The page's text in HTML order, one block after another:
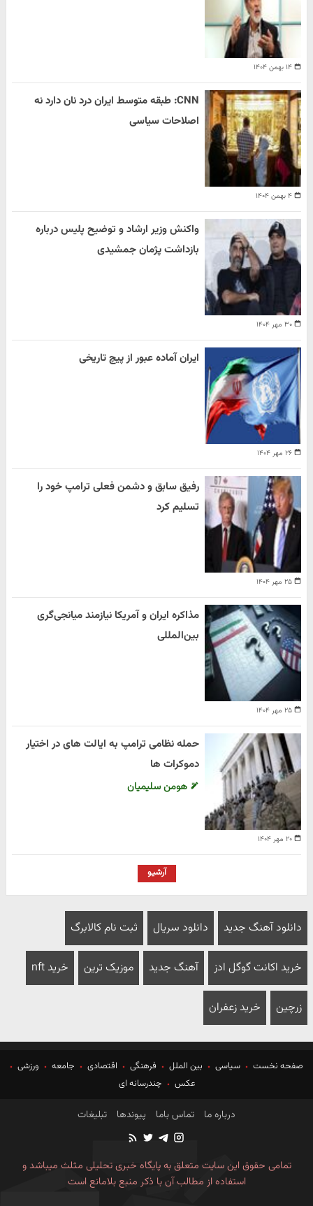
۱۴ بهمن ۱۴۰۴
۴ بهمن ۱۴۰۴
CNN: طبقه متوسط ایران درد نان دارد نه
اصلاحات سیاسی
۳۰ مهر ۱۴۰۴
واکنش وزیر ارشاد و توضیح پلیس درباره
بازداشت پژمان جمشیدی
۲۶ مهر ۱۴۰۴
ایران آماده عبور از پیچ تاریخی
۲۵ مهر ۱۴۰۴
رفیق سابق و دشمن فعلی ترامپ خود را
تسلیم کرد
۲۵ مهر ۱۴۰۴
مذاکره ایران و آمریکا نیازمند میانجی‌گری
بین‌المللی
۲۰ مهر ۱۴۰۴
حمله نظامی ترامپ به ایالت های در اختیار
دموکرات ها
هومن سلیمیان
آرشیو
دانلود آهنگ جدید دانلود سریال ثبت نام کالابرگ
خرید اکانت گوگل ادز آهنگ جدید موزیک ترین خرید nft
زرچین خرید زعفران
صفحه نخست سیاسی بین الملل فرهنگی اقتصادی جامعه
ورزشی
عکس
چندرسانه ای
درباره ما تماس باما پیوندها تبلیغات
تمامی حقوق این سایت متعلق به پایگاه خبری تحلیلی مثلث میباشد و
استفاده از مطالب آن با ذکر منبع بلامانع است